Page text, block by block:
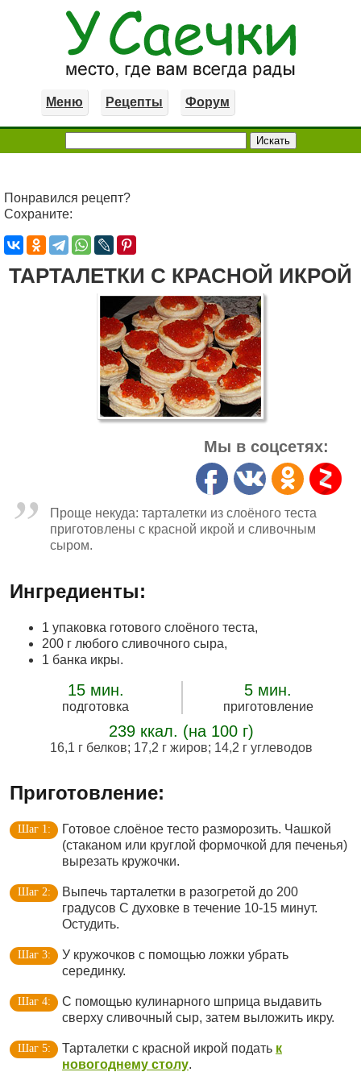
Меню Рецепты Форум
Понравился рецепт?
Сохраните:
ТАРТАЛЕТКИ С КРАСНОЙ ИКРОЙ
Мы в соцсетях:
Проще некуда: тарталетки из слоёного теста
приготовлены с красной икрой и сливочным
сыром.
Ингредиенты:
1 упаковка готового слоёного теста,
200 г любого сливочного сыра,
1 банка икры.
15 мин.
подготовка
5 мин.
приготовление
239 ккал. (на 100 г)
16,1 г белков; 17,2 г жиров; 14,2 г углеводов
Приготовление:
Готовое слоёное тесто разморозить. Чашкой
(стаканом или круглой формочкой для печенья)
вырезать кружочки.
Выпечь тарталетки в разогретой до 200
градусов С духовке в течение 10-15 минут.
Остудить.
У кружочков с помощью ложки убрать
серединку.
С помощью кулинарного шприца выдавить
сверху сливочный сыр, затем выложить икру.
Тарталетки с красной икрой подать к
новогоднему столу.